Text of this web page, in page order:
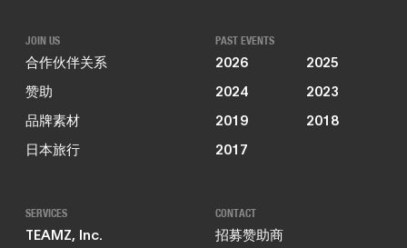
JOIN US
合作伙伴关系
赞助
品牌素材
日本旅行
PAST EVENTS
2026
2025
2024
2023
2019
2018
2017
SERVICES
TEAMZ, Inc.
CONTACT
招募赞助商